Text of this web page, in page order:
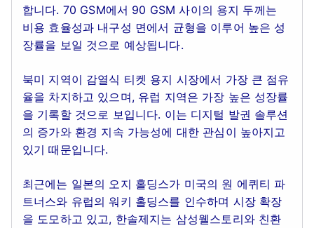
합니다. 70 GSM에서 90 GSM 사이의 용지 두께는
비용 효율성과 내구성 면에서 균형을 이루어 높은 성
장률을 보일 것으로 예상됩니다.
북미 지역이 감열식 티켓 용지 시장에서 가장 큰 점유
율을 차지하고 있으며, 유럽 지역은 가장 높은 성장률
을 기록할 것으로 보입니다. 이는 디지털 발권 솔루션
의 증가와 환경 지속 가능성에 대한 관심이 높아지고
있기 때문입니다.
최근에는 일본의 오지 홀딩스가 미국의 원 에퀴티 파
트너스와 유럽의 워키 홀딩스를 인수하며 시장 확장
을 도모하고 있고, 한솔제지는 삼성웰스토리와 친환